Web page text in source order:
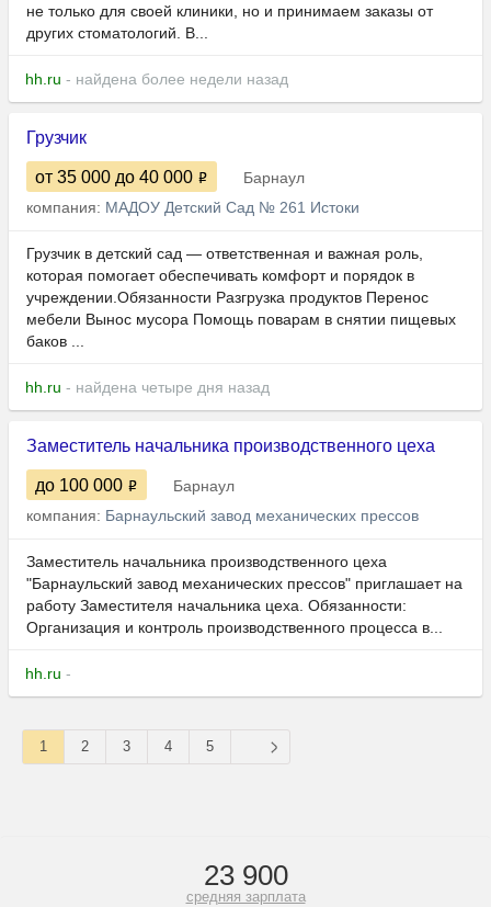
не только для своей клиники, но и принимаем заказы от
других стоматологий. В...
hh.ru - найдена более недели назад
Грузчик
от 35 000 до 40 000
Барнаул
компания: МАДОУ Детский Сад № 261 Истоки
Грузчик в детский сад — ответственная и важная роль,
которая помогает обеспечивать комфорт и порядок в
учреждении.Обязанности Разгрузка продуктов Перенос
мебели Вынос мусора Помощь поварам в снятии пищевых
баков ...
hh.ru - найдена четыре дня назад
Заместитель начальника производственного цеха
до 100 000
Барнаул
компания: Барнаульский завод механических прессов
Заместитель начальника производственного цеха
"Барнаульский завод механических прессов" приглашает на
работу Заместителя начальника цеха. Обязанности:
Организация и контроль производственного процесса в...
hh.ru -
1 2 3 4 5
23 900
средняя зарплата